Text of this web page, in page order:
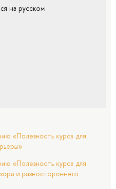
на русском
«Полезность курса для
«Полезность курса для
и разностороннего